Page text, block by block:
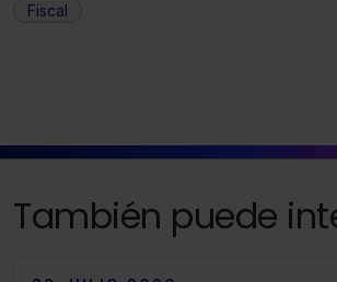
Fiscal
También puede